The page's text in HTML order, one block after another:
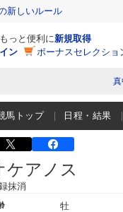
新しいルール
もっと便利に新規取得
ン
ボーナスセレクシ
真
馬トップ 日程・結果
ケアノス
抹消
牡